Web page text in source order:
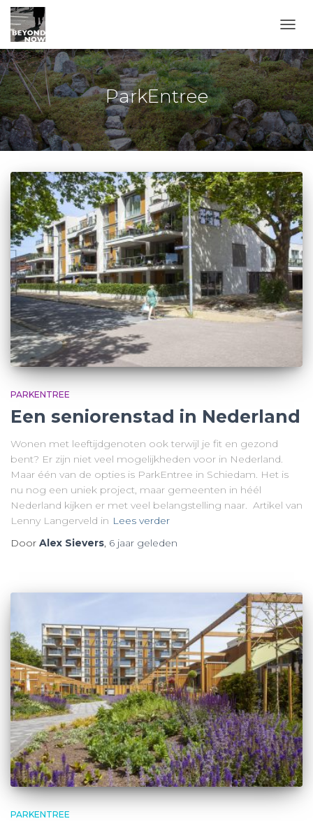
ParkEntree
PARKENTREE
Een seniorenstad in Nederland
Wonen met leeftijdgenoten ook terwijl je fit en gezond
bent? Er zijn niet veel mogelijkheden voor in Nederland.
Maar één van de opties is ParkEntree in Schiedam. Het is
nu nog een uniek project, maar gemeenten in héél
Nederland kijken er met veel belangstelling naar. Artikel van
Lenny Langerveld in Lees verder
Door Alex Sievers, 6 jaar geleden
PARKENTREE